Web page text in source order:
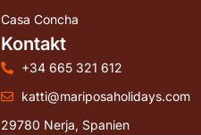
Casa Concha
Kontakt
+34 665 321 612
katti@mariposaholidays.com
29780 Nerja, Spanien